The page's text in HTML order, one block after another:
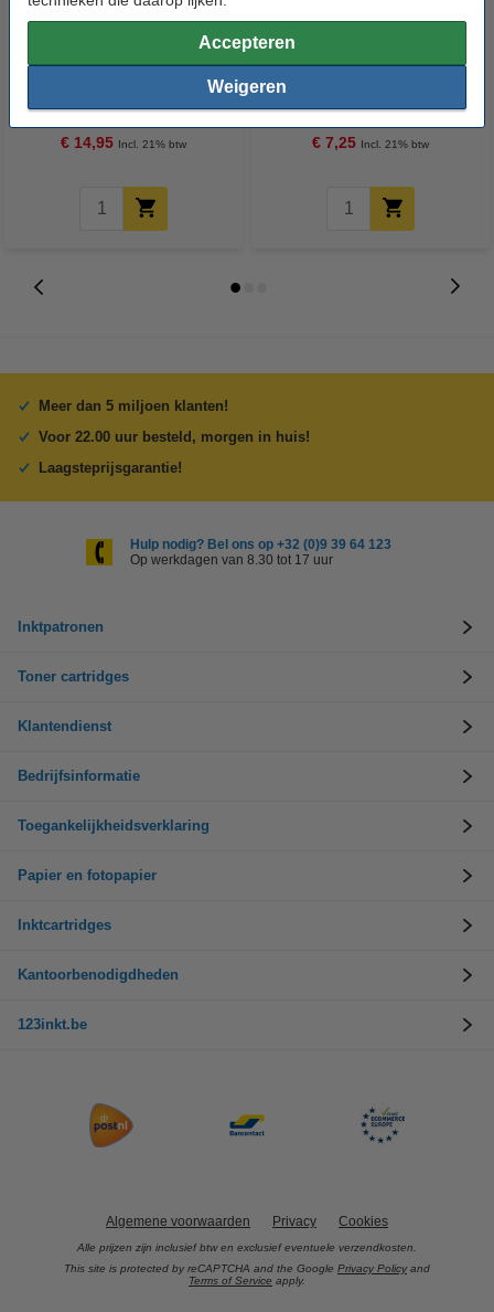
Accepteren
Weigeren
123accu Xtreme Power MN1500
Penlite AA batterij 24 stuks
€ 14,95 Incl. 21% btw
123inkt kopieerpapier 1 pak van
€ 7,25 Incl. 21% btw
Meer dan 5 miljoen klanten!
Voor 22.00 uur besteld, morgen in huis!
Laagsteprijsgarantie!
Hulp nodig? Bel ons op +32 (0)9 39 64 123
Op werkdagen van 8.30 tot 17 uur
Inktpatronen
Toner cartridges
Klantendienst
Bedrijfsinformatie
Toegankelijkheidsverklaring
Papier en fotopapier
Inktcartridges
Kantoorbenodigdheden
123inkt.be
Algemene voorwaarden Privacy Cookies
Alle prijzen zijn inclusief btw en exclusief eventuele verzendkosten.
This site is protected by reCAPTCHA and the Google Privacy Policy and
Terms of Service apply.